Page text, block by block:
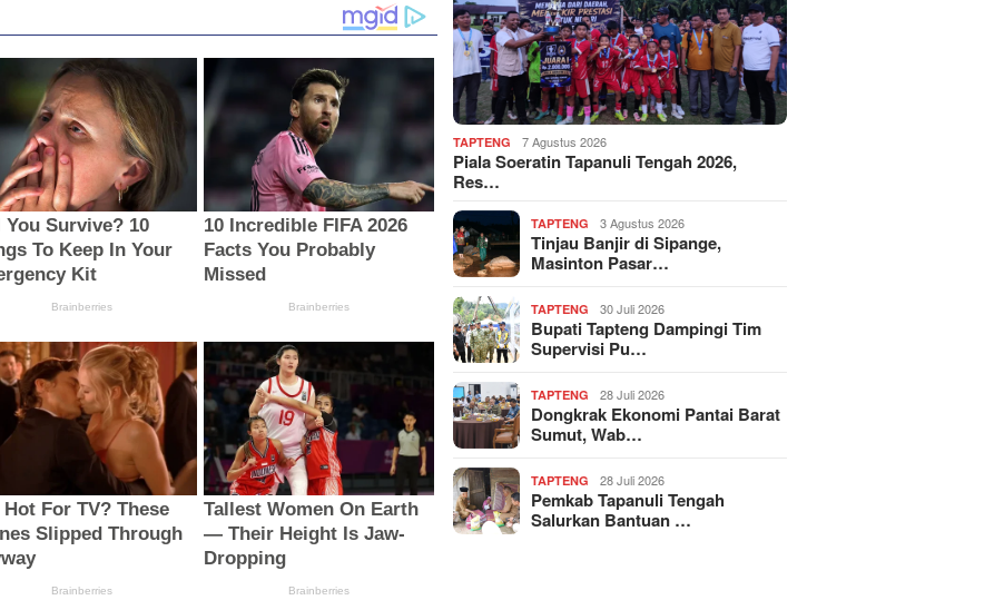
TAPTENG 7 Agustus 2026
Piala Soeratin Tapanuli Tengah 2026,
Res…
TAPTENG 3 Agustus 2026
Tinjau Banjir di Sipange,
Masinton Pasar…
TAPTENG 30 Juli 2026
Bupati Tapteng Dampingi Tim
Supervisi Pu…
TAPTENG 28 Juli 2026
Dongkrak Ekonomi Pantai Barat
Sumut, Wab…
TAPTENG 28 Juli 2026
Pemkab Tapanuli Tengah
Salurkan Bantuan …